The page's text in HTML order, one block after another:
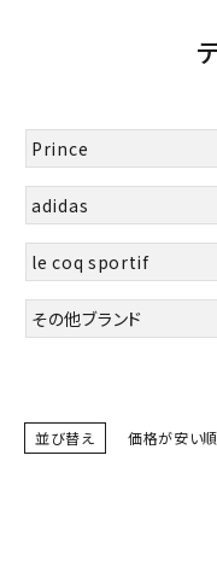
person
スポーツから選ぶ
アイテムから選ぶ
ブランドから選ぶ
SALE品はこちら
ご利用ガイド
Prince
adidas
le coq sportif
その他ブランド
並び替え 価格が安い順